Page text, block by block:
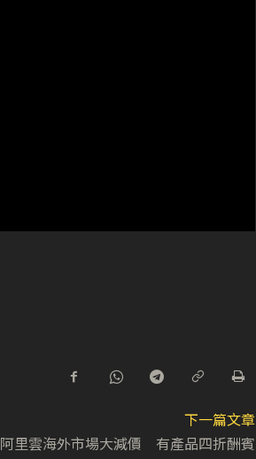
下一篇文章
阿里雲海外市場大減價 有產品四折酬賓